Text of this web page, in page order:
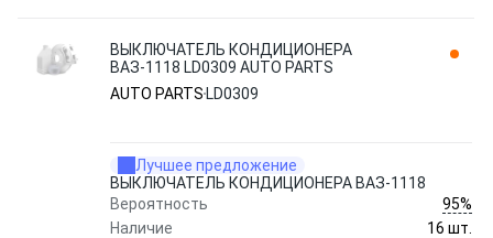
ВЫКЛЮЧАТЕЛЬ КОНДИЦИОНЕРА
ВАЗ-1118 LD0309 AUTO PARTS
AUTO PARTS LD0309
Лучшее предложение
ВЫКЛЮЧАТЕЛЬ КОНДИЦИОНЕРА ВАЗ-1118
Вероятность
95%
Наличие
16 шт.